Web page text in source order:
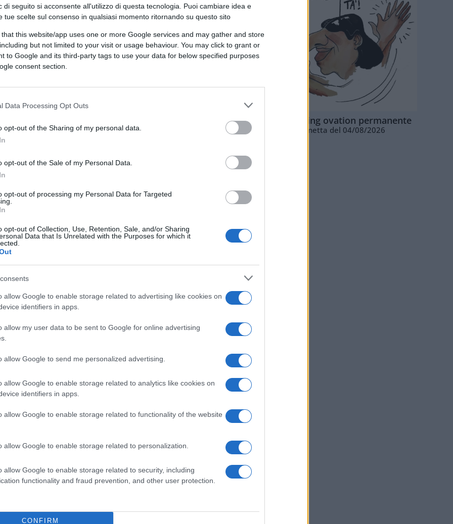
di seguito si acconsente all'utilizzo di questa tecnologia. Puoi cambiare idea e
tue scelte sul consenso in qualsiasi momento ritornando su questo sito
that this website/app uses one or more Google services and may gather and store
but not limited to your visit or usage behaviour. You may click to grant or
to Google and its third-party tags to use your data for below specified purposes
consent section.
Data Processing Opt Outs
opt-out of the Sharing of my personal data.
opt-out of the Sale of my Personal Data.
opt-out of processing my Personal Data for Targeted
opt-out of Collection, Use, Retention, Sale, and/or Sharing
Data that Is Unrelated with the Purposes for which it
allow Google to enable storage related to advertising like cookies on
identifiers in apps.
allow my user data to be sent to Google for online advertising
allow Google to send me personalized advertising.
allow Google to enable storage related to analytics like cookies on
identifiers in apps.
allow Google to enable storage related to functionality of the website
allow Google to enable storage related to personalization.
allow Google to enable storage related to security, including
functionality and fraud prevention, and other user protection.
CONFIRM
di Michele Marsonet
9 Dicembre 2024, 5:53
4.5k
corazzata Putinkim: l’azzardo di
e Pyongyang in Ucraina
12 Novembre 2024, 5:54
meno isolato di quanto si
Biden perde pezzi
diMichele Marsonet
23 Giugno 2024, 5:58
5.8k
Putin
di
Carlo Toto
13 Settembre 2023, 15:00
8.6k
armi, munizioni: perché è
La standing ovation permanente
Vignetta del 04/08/2026